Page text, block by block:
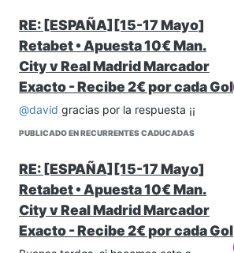
RE: [ESPAÑA][15-17 Mayo]
Retabet • Apuesta 10€ Man.
City v Real Madrid Marcador
Exacto - Recibe 2€ por cada Gol
@david gracias por la respuesta ¡¡
PUBLICADO EN RECURRENTES CADUCADAS
RE: [ESPAÑA][15-17 Mayo]
Retabet • Apuesta 10€ Man.
City v Real Madrid Marcador
Exacto - Recibe 2€ por cada Gol